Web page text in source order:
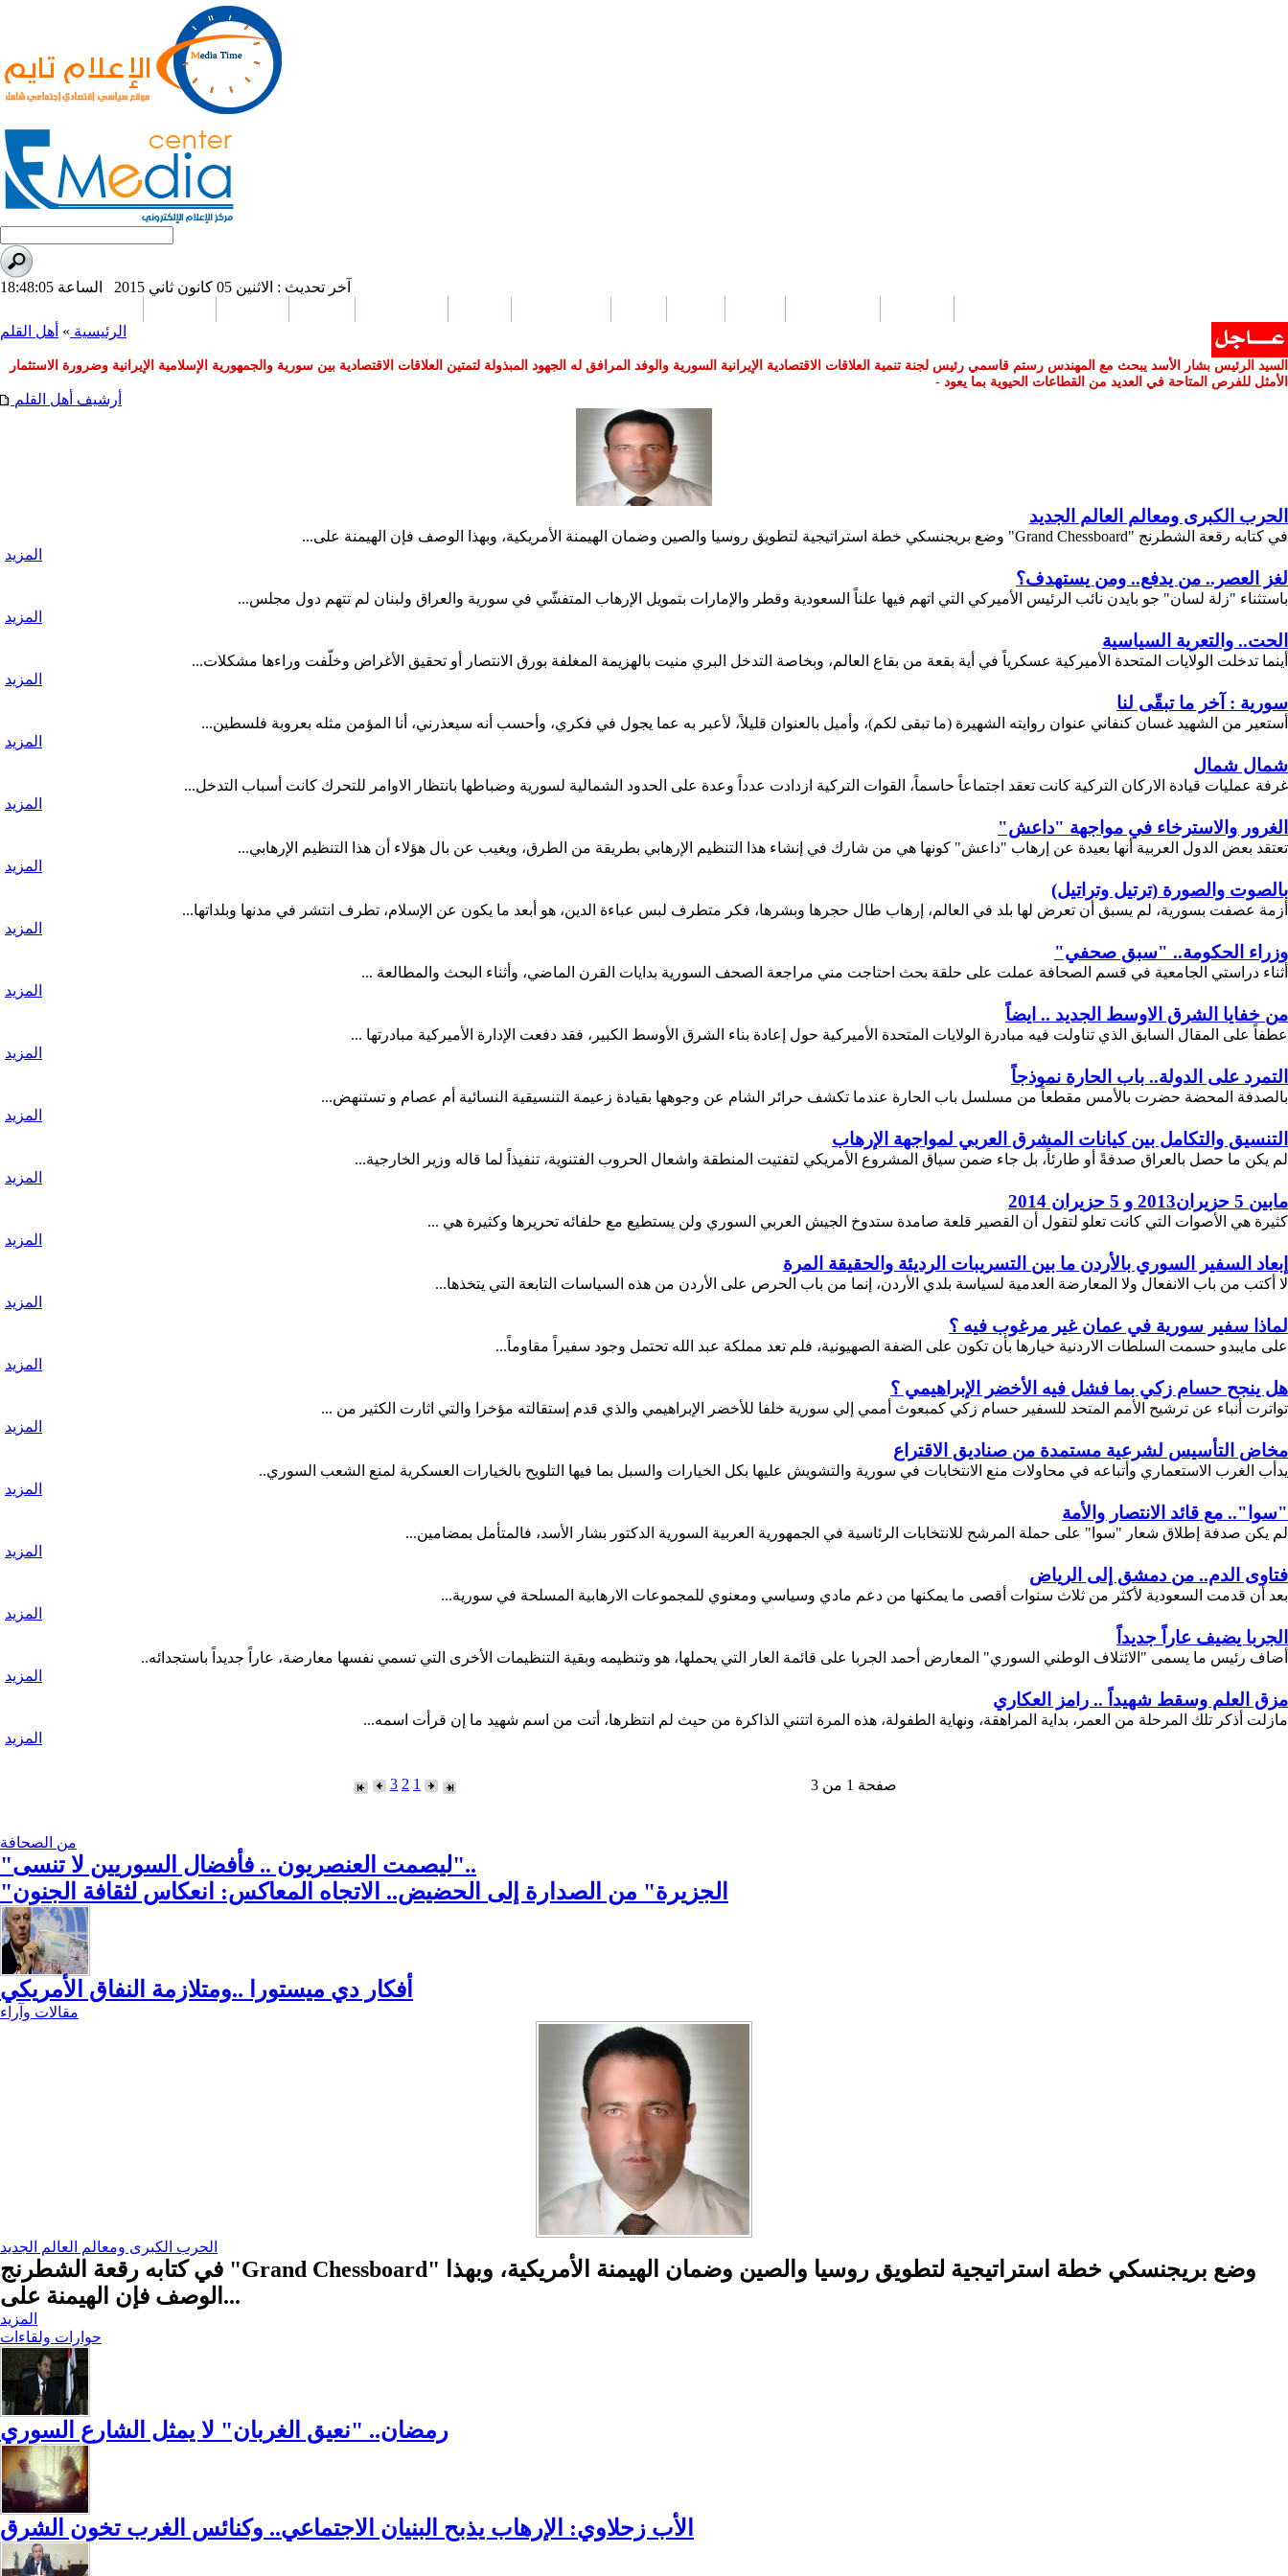
آخر تحديث : الاثنين 05 كانون ثاني 2015 الساعة 18:48:05
السيد الرئيس بشار الأسد يبحث مع المهندس رستم قاسمي رئيس لجنة تنمية العلاقات الاقتصادية الإيرانية السورية والوفد المرافق له الجهود المبذولة لتمتين العلاقات الاقتصادية بين سورية والجمهورية الإسلامية الإيرانية وضرورة الاستثمار
الأمثل للفرص المتاحة في العديد من القطاعات الحيوية بما يعود بالمنفعة على ال_
الرئيسية » أهل القلم
أرشيف أهل القلم
الحرب الكبرى ومعالم العالم الجديد
في كتابه رقعة الشطرنج "Grand Chessboard" وضع بريجنسكي خطة استراتيجية لتطويق روسيا والصين وضمان الهيمنة الأمريكية، وبهذا الوصف فإن الهيمنة على...
المزيد
لغز العصر.. من يدفع.. ومن يستهدف؟
باستثناء "زلة لسان" جو بايدن نائب الرئيس الأميركي التي اتهم فيها علناً السعودية وقطر والإمارات بتمويل الإرهاب المتفشّي في سورية والعراق ولبنان لم تتهم دول مجلس...
المزيد
الحت.. والتعرية السياسية
أينما تدخلت الولايات المتحدة الأميركية عسكرياً في أية بقعة من بقاع العالم، وبخاصة التدخل البري منيت بالهزيمة المغلفة بورق الانتصار أو تحقيق الأغراض وخلّفت وراءها مشكلات...
المزيد
سورية : آخر ما تبقّى لنا
أستعير من الشهيد غسان كنفاني عنوان روايته الشهيرة (ما تبقى لكم)، وأميل بالعنوان قليلاً، لأعبر به عما يجول في فكري، وأحسب أنه سيعذرني، أنا المؤمن مثله بعروبة فلسطين...
المزيد
شمال شمال
غرفة عمليات قيادة الاركان التركية كانت تعقد اجتماعاً حاسماً، القوات التركية ازدادت عدداً وعدة على الحدود الشمالية لسورية وضباطها بانتظار الاوامر للتحرك كانت أسباب التدخل...
المزيد
الغرور والاسترخاء في مواجهة "داعش"
تعتقد بعض الدول العربية أنها بعيدة عن إرهاب "داعش" كونها هي من شارك في إنشاء هذا التنظيم الإرهابي بطريقة من الطرق، ويغيب عن بال هؤلاء أن هذا التنظيم الإرهابي...
المزيد
بالصوت والصورة (ترتيل وتراتيل)
أزمة عصفت بسورية، لم يسبق أن تعرض لها بلد في العالم، إرهاب طال حجرها وبشرها، فكر متطرف لبس عباءة الدين، هو أبعد ما يكون عن الإسلام، تطرف انتشر في مدنها وبلداتها...
المزيد
وزراء الحكومة.. "سبق صحفي"
أثناء دراستي الجامعية في قسم الصحافة عملت على حلقة بحث احتاجت مني مراجعة الصحف السورية بدايات القرن الماضي، وأثناء البحث والمطالعة ...
المزيد
من خفايا الشرق الاوسط الجديد .. ايضاً
عطفاً على المقال السابق الذي تناولت فيه مبادرة الولايات المتحدة الأميركية حول إعادة بناء الشرق الأوسط الكبير، فقد دفعت الإدارة الأميركية مبادرتها ...
المزيد
التمرد على الدولة.. باب الحارة نموذجاً
بالصدفة المحضة حضرت بالأمس مقطعاً من مسلسل باب الحارة عندما تكشف حرائر الشام عن وجوهها بقيادة زعيمة التنسيقية النسائية أم عصام و تستنهض...
المزيد
التنسيق والتكامل بين كيانات المشرق العربي لمواجهة الإرهاب
لم يكن ما حصل بالعراق صدفةً أو طارئاً، بل جاء ضمن سياق المشروع الأمريكي لتفتيت المنطقة واشعال الحروب الفتنوية، تنفيذاً لما قاله وزير الخارجية...
المزيد
مابين 5 حزيران2013 و 5 حزيران 2014
كثيرة هي الأصوات التي كانت تعلو لتقول أن القصير قلعة صامدة ستدوخ الجيش العربي السوري ولن يستطيع مع حلفائه تحريرها وكثيرة هي ...
المزيد
إبعاد السفير السوري بالأردن ما بين التسريبات الرديئة والحقيقة المرة
لا أكتب من باب الانفعال ولا المعارضة العدمية لسياسة بلدي الأردن، إنما من باب الحرص على الأردن من هذه السياسات التابعة التي يتخذها...
المزيد
لماذا سفير سورية في عمان غير مرغوب فيه ؟
على مايبدو حسمت السلطات الاردنية خيارها بأن تكون على الضفة الصهيونية، فلم تعد مملكة عبد الله تحتمل وجود سفيراً مقاوماً...
المزيد
هل ينجح حسام زكي بما فشل فيه الأخضر الإبراهيمي ؟
تواترت أنباء عن ترشيح الأمم المتحد للسفير حسام زكي كمبعوث أممي إلي سورية خلفا للأخضر الإبراهيمي والذي قدم إستقالته مؤخرا والتي اثارت الكثير من ...
المزيد
مخاض التأسيس لشرعية مستمدة من صناديق الاقتراع
يدأب الغرب الاستعماري وأتباعه في محاولات منع الانتخابات في سورية والتشويش عليها بكل الخيارات والسبل بما فيها التلويح بالخيارات العسكرية لمنع الشعب السوري..
المزيد
"سوا".. مع قائد الانتصار والأمة
لم يكن صدفة إطلاق شعار "سوا" على حملة المرشح للانتخابات الرئاسية في الجمهورية العربية السورية الدكتور بشار الأسد، فالمتأمل بمضامين...
المزيد
فتاوى الدم.. من دمشق إلى الرياض
بعد أن قدمت السعودية لأكثر من ثلاث سنوات أقصى ما يمكنها من دعم مادي وسياسي ومعنوي للمجموعات الارهابية المسلحة في سورية...
المزيد
الجربا يضيف عاراً جديداً
أضاف رئيس ما يسمى "الائتلاف الوطني السوري" المعارض أحمد الجربا على قائمة العار التي يحملها، هو وتنظيمه وبقية التنظيمات الأخرى التي تسمي نفسها معارضة، عاراً جديداً باستجدائه..
المزيد
مزق العلم وسقط شهيداً .. رامز العكاري
مازلت أذكر تلك المرحلة من العمر، بداية المراهقة، ونهاية الطفولة، هذه المرة اتتني الذاكرة من حيث لم انتظرها، أتت من اسم شهيد ما إن قرأت اسمه...
المزيد
1
2
3 صفحة 1 من 3
من الصحافة
"ليصمت العنصريون .. فأفضال السوريين لا تنسى"..
"الجزيرة" من الصدارة إلى الحضيض.. الاتجاه المعاكس: انعكاس لثقافة الجنون
أفكار دي ميستورا ..ومتلازمة النفاق الأمريكي
مقالات وآراء
الحرب الكبرى ومعالم العالم الجديد
في كتابه رقعة الشطرنج "Grand Chessboard" وضع بريجنسكي خطة استراتيجية لتطويق روسيا والصين وضمان الهيمنة الأمريكية، وبهذا
الوصف فإن الهيمنة على...
المزيد
حوارات ولقاءات
رمضان.. "نعيق الغربان" لا يمثل الشارع السوري
الأب زحلاوي: الإرهاب يذبح البنيان الاجتماعي.. وكنائس الغرب تخون الشرق